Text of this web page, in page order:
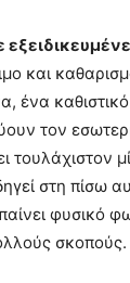
και
ένα
τον
τουλάχιστον
στη πίσω
φυσικό
σκοπούς.